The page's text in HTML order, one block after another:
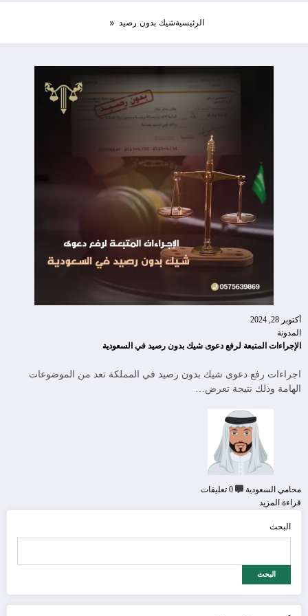
الرئيسيةشيك بدون رصيد
أكتوبر 28, 2024
المدونة
الإجراءات المتبعة لرفع دعوى شيك بدون رصيد في السعودية
اجراءات رفع دعوى شيك بدون رصيد في المملكة تعد من الموضوعات
الهامة وذلك نتيجة تعرض…
محامي السعودية
0 تعليقات
قراءة المزيد
البحث
البحث